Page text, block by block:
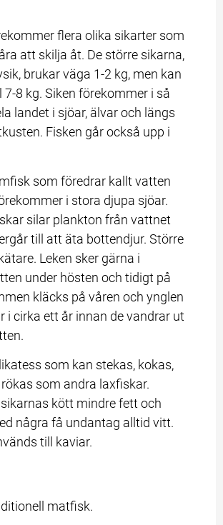
flera olika sikarter som
att skilja åt. De större sikarna,
brukar väga 1-2 kg, men kan
7-8 kg. Siken förekommer i så
landet i sjöar, älvar och längs
Fisken går också upp i
som föredrar kallt vatten
i stora djupa sjöar.
silar plankton från vattnet
till att äta bottendjur. Större
Leken sker gärna i
under hösten och tidigt på
kläcks på våren och ynglen
i cirka ett år innan de vandrar ut
som kan stekas, kokas,
som andra laxfiskar.
kött mindre fett och
några få undantag alltid vitt.
till kaviar.
matfisk.